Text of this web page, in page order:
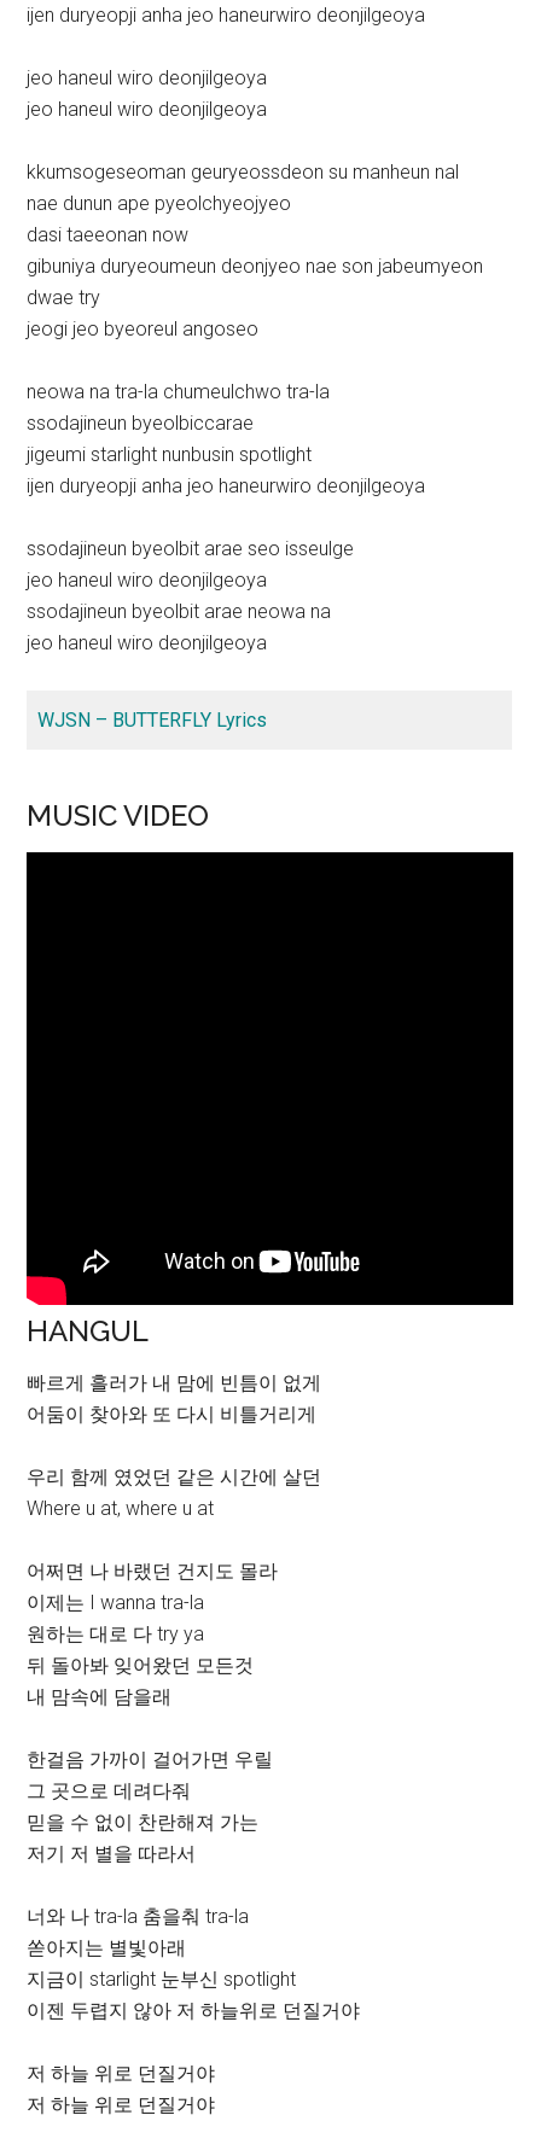
ijen duryeopji anha jeo haneurwiro deonjilgeoya
jeo haneul wiro deonjilgeoya
jeo haneul wiro deonjilgeoya
kkumsogeseoman geuryeossdeon su manheun nal
nae dunun ape pyeolchyeojyeo
dasi taeeonan now
gibuniya duryeoumeun deonjyeo nae son jabeumyeon
dwae try
jeogi jeo byeoreul angoseo
neowa na tra-la chumeulchwo tra-la
ssodajineun byeolbiccarae
jigeumi starlight nunbusin spotlight
ijen duryeopji anha jeo haneurwiro deonjilgeoya
ssodajineun byeolbit arae seo isseulge
jeo haneul wiro deonjilgeoya
ssodajineun byeolbit arae neowa na
jeo haneul wiro deonjilgeoya
WJSN – BUTTERFLY Lyrics
MUSIC VIDEO
HANGUL
빠르게 흘러가 내 맘에 빈틈이 없게
어둠이 찾아와 또 다시 비틀거리게
우리 함께 였었던 같은 시간에 살던
Where u at, where u at
어쩌면 나 바랬던 건지도 몰라
이제는 I wanna tra-la
원하는 대로 다 try ya
뒤 돌아봐 잊어왔던 모든것
내 맘속에 담을래
한걸음 가까이 걸어가면 우릴
그 곳으로 데려다줘
믿을 수 없이 찬란해져 가는
저기 저 별을 따라서
너와 나 tra-la 춤을춰 tra-la
쏟아지는 별빛아래
지금이 starlight 눈부신 spotlight
이젠 두렵지 않아 저 하늘위로 던질거야
저 하늘 위로 던질거야
저 하늘 위로 던질거야